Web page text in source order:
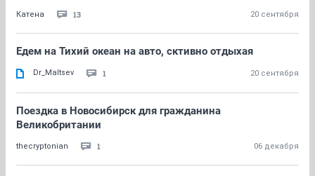
Катена 13 20 сентября
Едем на Тихий океан на авто, сктивно отдыхая
Dr_Maltsev 1 20 сентября
Поездка в Новосибирск для гражданина
Великобритании
thecryptonian 1 06 декабря